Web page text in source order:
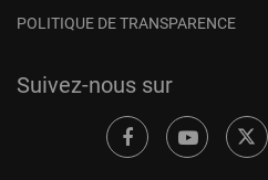
POLITIQUE DE TRANSPARENCE
Suivez-nous sur